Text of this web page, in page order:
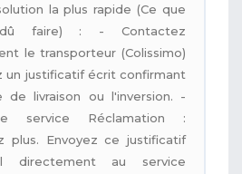
la plus rapide (Ce que
dû faire) : - Contactez
le transporteur (Colissimo)
un justificatif écrit confirmant
de livraison ou l'inversion. -
service Réclamation :
plus. Envoyez ce justificatif
directement au service